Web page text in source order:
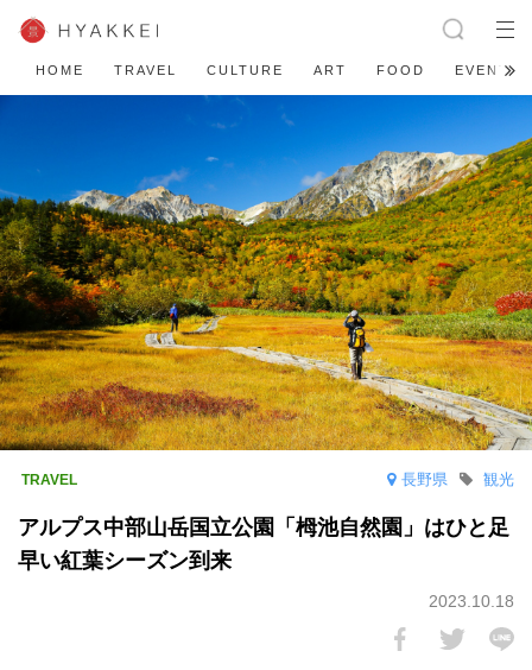
HOME TRAVEL CULTURE ART FOOD EVENT
長野県 観光
アルプス中部山岳国立公園「栂池自然園」はひと足
早い紅葉シーズン到来
2023.10.18